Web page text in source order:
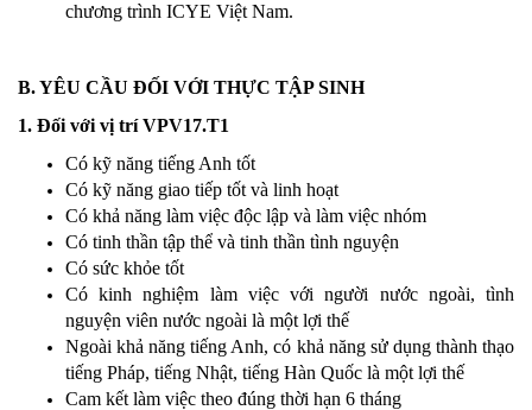
chương trình ICYE Việt Nam.
B. YÊU CẦU ĐỐI VỚI THỰC TẬP SINH
1. Đối với vị trí VPV17.T1
Có kỹ năng tiếng Anh tốt
Có kỹ năng giao tiếp tốt và linh hoạt
Có khả năng làm việc độc lập và làm việc nhóm
Có tinh thần tập thể và tinh thần tình nguyện
Có sức khỏe tốt
Có kinh nghiệm làm việc với người nước ngoài, tình
nguyện viên nước ngoài là một lợi thế
Ngoài khả năng tiếng Anh, có khả năng sử dụng thành thạo
tiếng Pháp, tiếng Nhật, tiếng Hàn Quốc là một lợi thế
Cam kết làm việc theo đúng thời hạn 6 tháng